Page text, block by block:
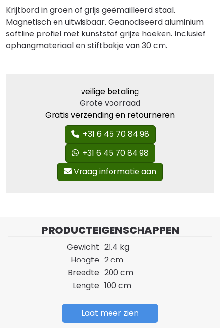
Krijtbord in groen of grijs geëmailleerd staal.
Magnetisch en uitwisbaar. Geanodiseerd aluminium
softline profiel met kunststof grijze hoeken. Inclusief
ophangmateriaal en stiftbakje van 30 cm.
veilige betaling
Grote voorraad
Gratis verzending en retourneren
+31 6 45 70 84 98
+31 6 45 70 84 98
Vraag informatie aan
PRODUCTEIGENSCHAPPEN
Gewicht 21.4 kg
Hoogte 2 cm
Breedte 200 cm
Lengte 100 cm
Laat meer zien